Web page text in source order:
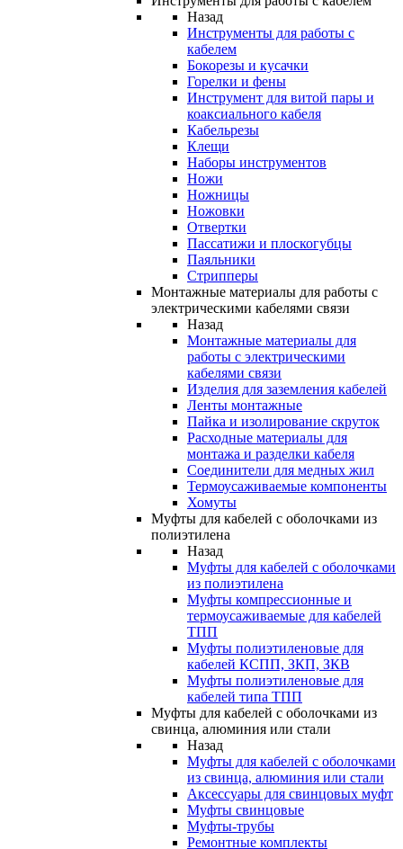
Назад
Инструменты для работы с
кабелем
Бокорезы и кусачки
Горелки и фены
Инструмент для витой пары и
коаксиального кабеля
Кабельрезы
Клещи
Наборы инструментов
Ножи
Ножницы
Ножовки
Отвертки
Пассатижи и плоскогубцы
Паяльники
Стрипперы
Монтажные материалы для работы с
электрическими кабелями связи
Назад
Монтажные материалы для
работы с электрическими
кабелями связи
Изделия для заземления кабелей
Ленты монтажные
Пайка и изолирование скруток
Расходные материалы для
монтажа и разделки кабеля
Соединители для медных жил
Термоусаживаемые компоненты
Хомуты
Муфты для кабелей с оболочками из
полиэтилена
Назад
Муфты для кабелей с оболочками
из полиэтилена
Муфты компрессионные и
термоусаживаемые для кабелей
ТПП
Муфты полиэтиленовые для
кабелей КСПП, ЗКП, ЗКВ
Муфты полиэтиленовые для
кабелей типа ТПП
Муфты для кабелей с оболочками из
свинца, алюминия или стали
Назад
Муфты для кабелей с оболочками
из свинца, алюминия или стали
Аксессуары для свинцовых муфт
Муфты свинцовые
Муфты-трубы
Ремонтные комплекты